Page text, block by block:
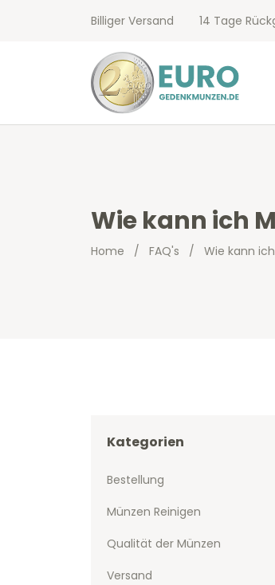
Billiger Versand 14 Tage
Wie kann ich
Home / FAQ's / Wie kann
Kategorien
Bestellung
Münzen Reinigen
Qualität der Münzen
Versand